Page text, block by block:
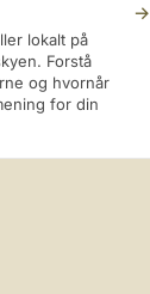
→
lokalt på
Forstå
og hvornår
for din